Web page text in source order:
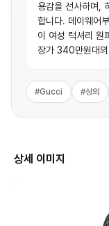
용감을 선사하며,
합니다. 데이웨어
이 여성 럭셔리 원
장가 340만원대
#Gucci #상의
상세 이미지